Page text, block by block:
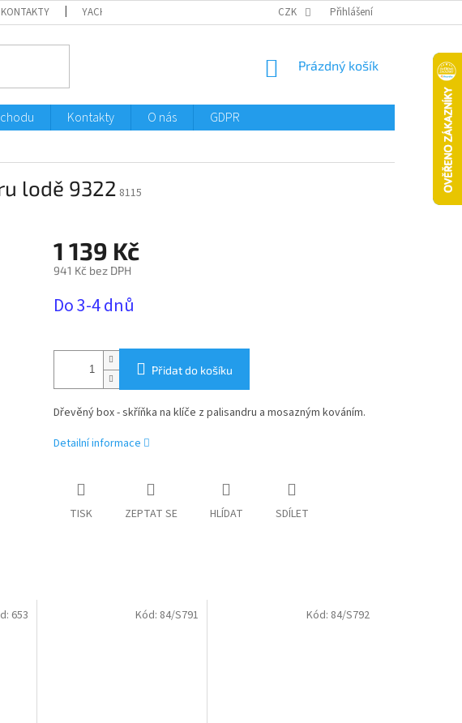
KONTAKTY YACHTMENI CZK Přihlášení
NÁKUPNÍ
Prázdný košík
Kontakty O nás GDPR
lodě 9322 8115
1 139 Kč
941 Kč bez DPH
cena:
Do 3-4 dnů
Přidat do košíku
Dřevěný box - skříňka na klíče z palisandru a mosazným kováním.
Detailní informace
TISK ZEPTAT SE HLÍDAT SDÍLET
653 Kód: 84/S791 Kód: 84/S792